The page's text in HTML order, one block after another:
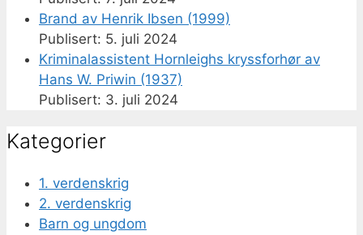
Brand av Henrik Ibsen (1999)
5. juli 2024
Kriminalassistent Hornleighs kryssforhør av
Hans W. Priwin (1937)
3. juli 2024
Kategorier
1. verdenskrig
2. verdenskrig
Barn og ungdom